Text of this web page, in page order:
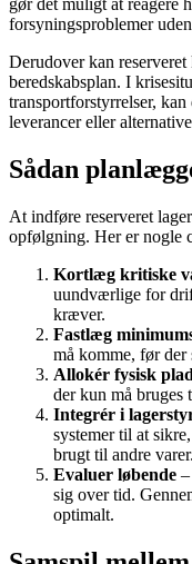
gør det muligt at reagere
forsyningsproblemer
Derudover kan
beredskabsplan. I
transportforstyrrelser,
leverancer eller
Sådan
At indføre reserveret
opfølgning. Her er nogle
Kortlæg kritiske
uundværlige for
kræver.
Fastlæg
må komme, før der
Allokér fysisk
der kun må bruges
Integrér i
systemer til at
brugt til andre varer.
Evaluer løbende
sig over tid.
optimalt.